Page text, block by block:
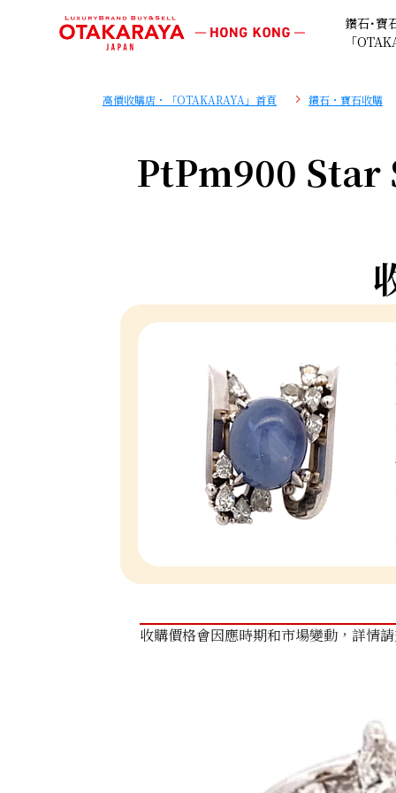
鑽石･寶
「
高價收購店・「OTAKARAYA」首頁 鑽石・寶石收購
PtPm900
收購價格會因應時期和市場變動，詳情